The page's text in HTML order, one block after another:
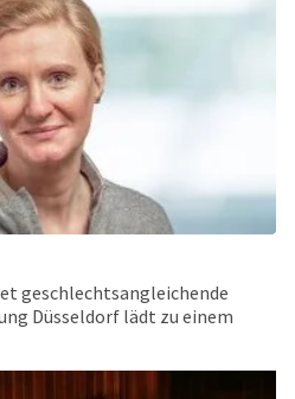
geschlechtsangleichende
Düsseldorf lädt zu einem